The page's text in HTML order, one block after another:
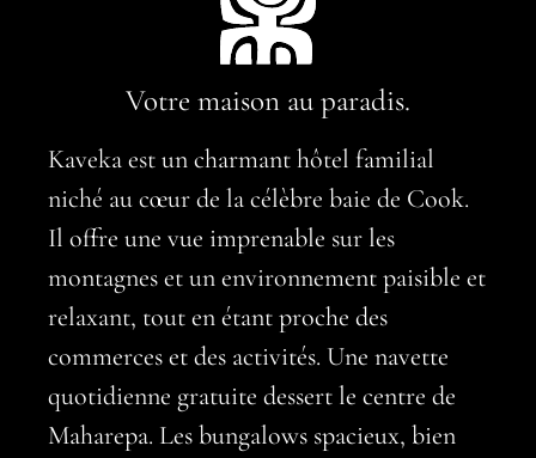
Votre maison au paradis.
Kaveka est un charmant hôtel familial
niché au cœur de la célèbre baie de Cook.
Il offre une vue imprenable sur les
montagnes et un environnement paisible et
relaxant, tout en étant proche des
commerces et des activités. Une navette
quotidienne gratuite dessert le centre de
Maharepa. Les bungalows spacieux, bien